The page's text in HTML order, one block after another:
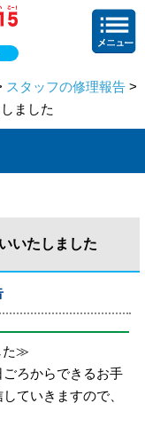
スタッフの修理報告 >
ました
いたしました
た≫
ろからできるお手
ていきますので、